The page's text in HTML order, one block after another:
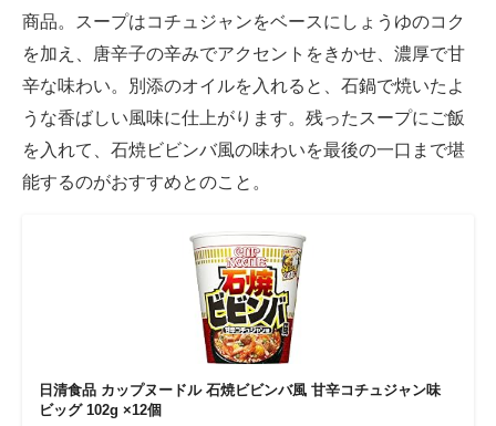
商品。スープはコチュジャンをベースにしょうゆのコク
を加え、唐辛子の辛みでアクセントをきかせ、濃厚で甘
辛な味わい。別添のオイルを入れると、石鍋で焼いたよ
うな香ばしい風味に仕上がります。残ったスープにご飯
を入れて、石焼ビビンバ風の味わいを最後の一口まで堪
能するのがおすすめとのこと。
日清食品 カップヌードル 石焼ビビンバ風 甘辛コチュジャン味
ビッグ 102g ×12個